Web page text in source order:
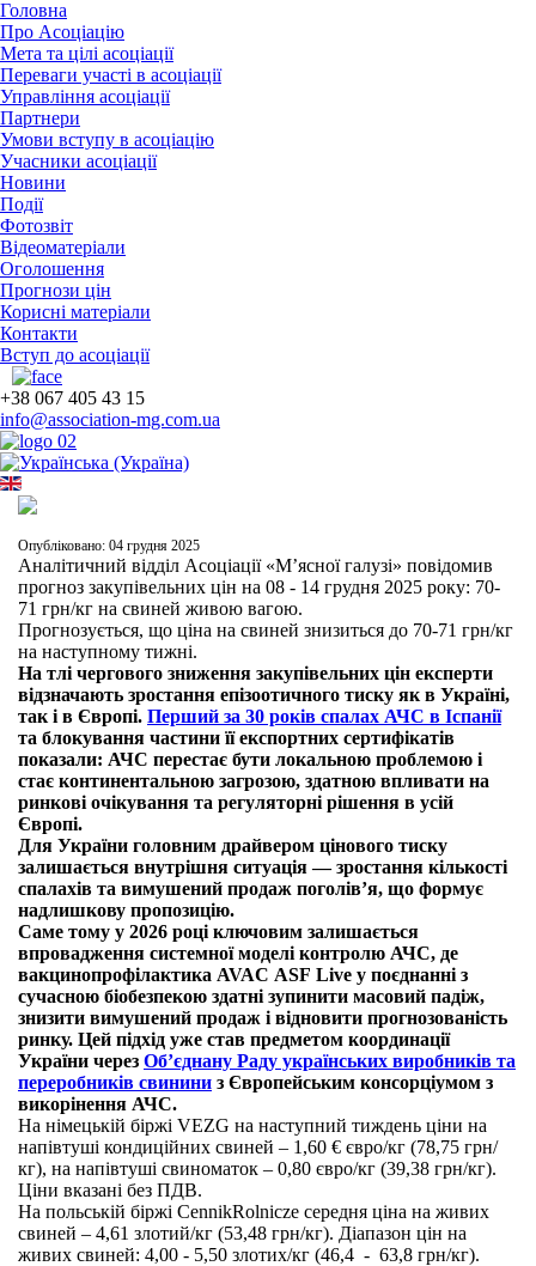
Головна
Про Асоціацію
Мета та цілі асоціації
Переваги участі в асоціації
Управління асоціації
Партнери
Умови вступу в асоціацію
Учасники асоціації
Новини
Події
Фотозвіт
Відеоматеріали
Оголошення
Прогнози цін
Корисні матеріали
Контакти
Вступ до асоціації
+38 067 405 43 15
info@association-mg.com.ua
Опубліковано: 04 грудня 2025
Аналітичний відділ Асоціації «М’ясної галузі» повідомив
прогноз закупівельних цін на 08 - 14 грудня 2025 року: 70-
71 грн/кг на свиней живою вагою.
Прогнозується, що ціна на свиней знизиться до 70-71 грн/кг
на наступному тижні.
На тлі чергового зниження закупівельних цін експерти
відзначають зростання епізоотичного тиску як в Україні,
так і в Європі. Перший за 30 років спалах АЧС в Іспанії
та блокування частини її експортних сертифікатів
показали: АЧС перестає бути локальною проблемою і
стає континентальною загрозою, здатною впливати на
ринкові очікування та регуляторні рішення в усій
Європі.
Для України головним драйвером цінового тиску
залишається внутрішня ситуація — зростання кількості
спалахів та вимушений продаж поголів’я, що формує
надлишкову пропозицію.
Саме тому у 2026 році ключовим залишається
впровадження системної моделі контролю АЧС, де
вакцинопрофілактика AVAC ASF Live у поєднанні з
сучасною біобезпекою здатні зупинити масовий падіж,
знизити вимушений продаж і відновити прогнозованість
ринку. Цей підхід уже став предметом координації
України через Об’єднану Раду українських виробників та
переробників свинини з Європейським консорціумом з
викорінення АЧС.
На німецькій біржі VEZG на наступний тиждень ціни на
напівтуші кондиційних свиней – 1,60 € євро/кг (78,75 грн/
кг), на напівтуші свиноматок – 0,80 євро/кг (39,38 грн/кг).
Ціни вказані без ПДВ.
На польській біржі CennikRolnicze середня ціна на живих
свиней – 4,61 злотий/кг (53,48 грн/кг). Діапазон цін на
живих свиней: 4,00 - 5,50 злотих/кг (46,4 - 63,8 грн/кг).